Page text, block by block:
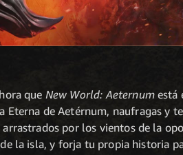
que New World: Aeternumestá
Eterna de Aetérnum, naufragas y
por los vientos de la
la isla, y forja tu propia historia